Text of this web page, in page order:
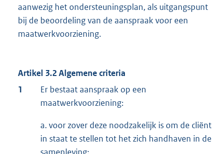
aanwezig het ondersteuningsplan, als uitgangspunt
bij de beoordeling van de aanspraak voor een
maatwerkvoorziening.
Artikel 3.2 Algemene criteria
1
Er bestaat aanspraak op een
maatwerkvoorziening:
a. voor zover deze noodzakelijk is om de cliënt
in staat te stellen tot het zich handhaven in de